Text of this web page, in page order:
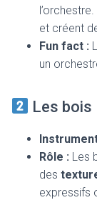
et créent
Fun fact :
un
Les bois
Rôle : Les
des
expressifs